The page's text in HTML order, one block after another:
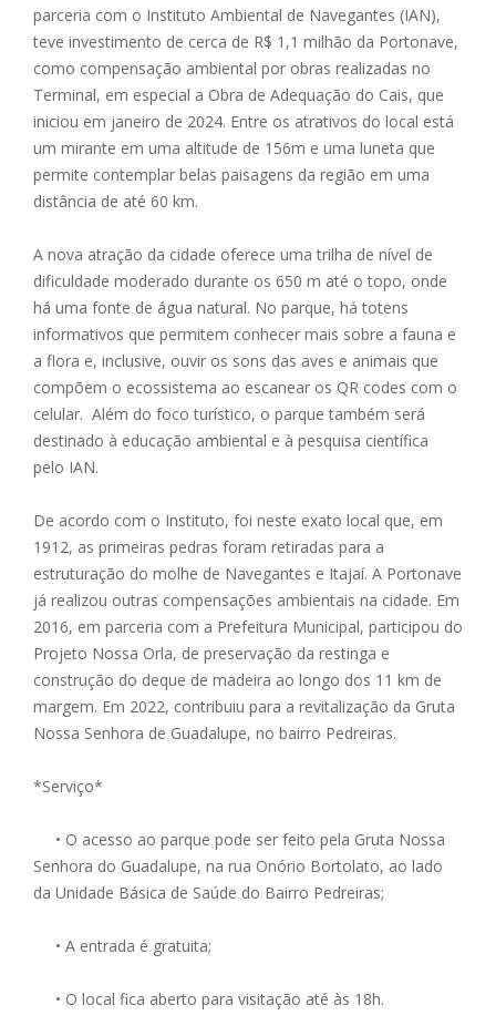
parceria com o Instituto Ambiental de Navegantes (IAN),
teve investimento de cerca de R$ 1,1 milhão da Portonave,
como compensação ambiental por obras realizadas no
Terminal, em especial a Obra de Adequação do Cais, que
iniciou em janeiro de 2024. Entre os atrativos do local está
um mirante em uma altitude de 156m e uma luneta que
permite contemplar belas paisagens da região em uma
distância de até 60 km.
A nova atração da cidade oferece uma trilha de nível de
dificuldade moderado durante os 650 m até o topo, onde
há uma fonte de água natural. No parque, há totens
informativos que permitem conhecer mais sobre a fauna e
a flora e, inclusive, ouvir os sons das aves e animais que
compõem o ecossistema ao escanear os QR codes com o
celular. Além do foco turístico, o parque também será
destinado à educação ambiental e à pesquisa científica
pelo IAN.
De acordo com o Instituto, foi neste exato local que, em
1912, as primeiras pedras foram retiradas para a
estruturação do molhe de Navegantes e Itajaí. A Portonave
já realizou outras compensações ambientais na cidade. Em
2016, em parceria com a Prefeitura Municipal, participou do
Projeto Nossa Orla, de preservação da restinga e
construção do deque de madeira ao longo dos 11 km de
margem. Em 2022, contribuiu para a revitalização da Gruta
Nossa Senhora de Guadalupe, no bairro Pedreiras.
*Serviço*
• O acesso ao parque pode ser feito pela Gruta Nossa
Senhora do Guadalupe, na rua Onório Bortolato, ao lado
da Unidade Básica de Saúde do Bairro Pedreiras;
• A entrada é gratuita;
• O local fica aberto para visitação até às 18h.